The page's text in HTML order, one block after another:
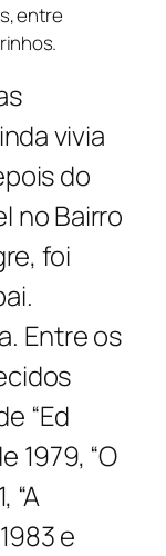
entre
vivia
do
no Bairro
foi
Entre os
“Ed
1979, “O
“A
e